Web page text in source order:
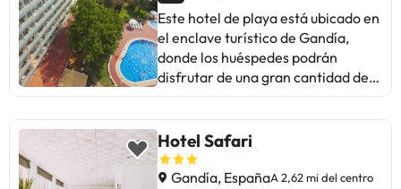
Este hotel de playa está ubicado en
el enclave turístico de Gandía,
donde los huéspedes podrán
disfrutar de una gran cantidad de
arena más cercana está a tan sólo
100 metros de la propiedad,
mientras que el centro de la
Hotel Safari
Gandía, EspañaA 2,62 mi del centro